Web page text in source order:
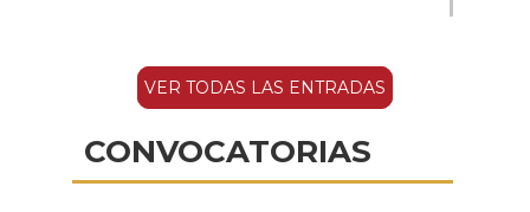
VER TODAS LAS ENTRADAS
CONVOCATORIAS